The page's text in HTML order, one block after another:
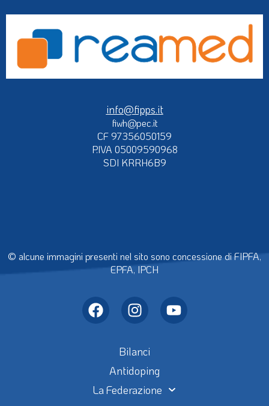
info@fipps.it
fiwh@pec.it
CF 97356050159
P.IVA 05009590968
SDI KRRH6B9
© alcune immagini presenti nel sito sono concessione di FIPFA,
EPFA, IPCH
Bilanci
Antidoping
La Federazione